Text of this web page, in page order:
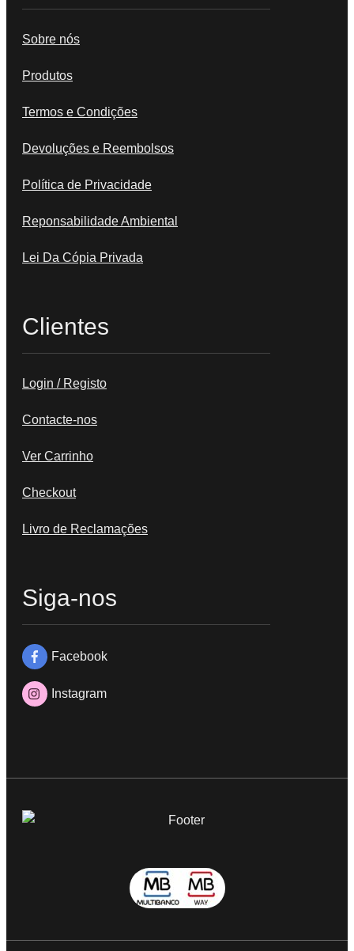
Sobre nós
Produtos
Termos e Condições
Devoluções e Reembolsos
Política de Privacidade
Reponsabilidade Ambiental
Lei Da Cópia Privada
Clientes
Login / Registo
Contacte-nos
Ver Carrinho
Checkout
Livro de Reclamações
Siga-nos
Facebook
Instagram